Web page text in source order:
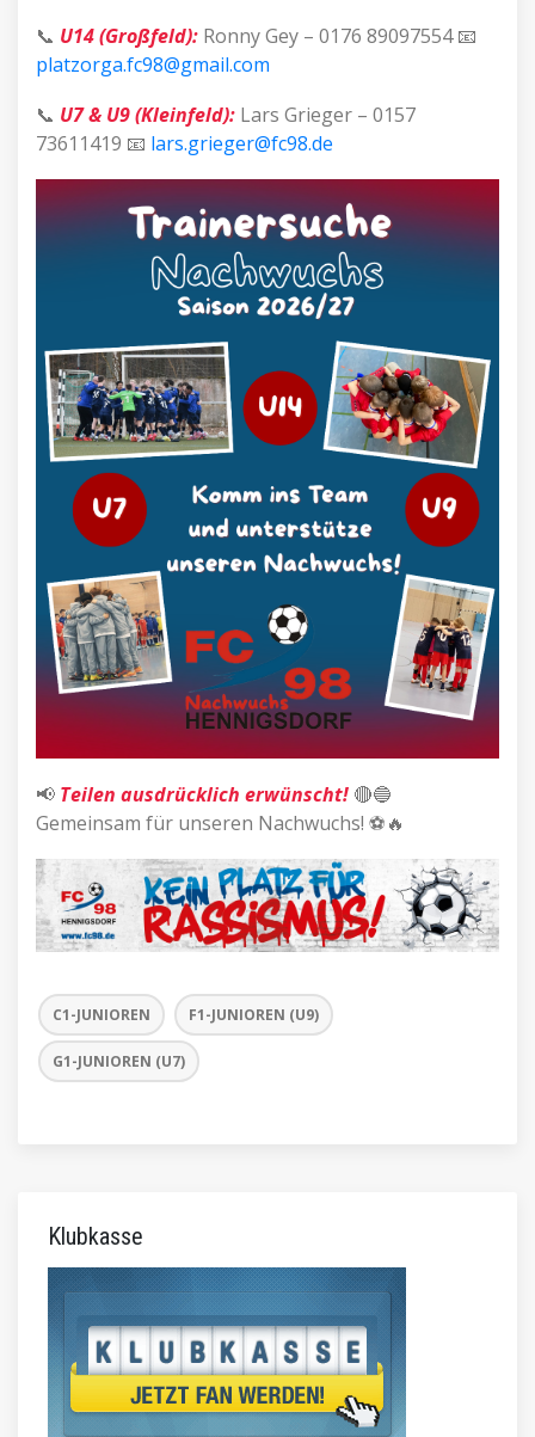
📞 U14 (Großfeld): Ronny Gey – 0176 89097554 📧
platzorga.fc98@gmail.com
📞 U7 & U9 (Kleinfeld): Lars Grieger – 0157
73611419 📧 lars.grieger@fc98.de
📢 Teilen ausdrücklich erwünscht! 🔴🔵
Gemeinsam für unseren Nachwuchs! ⚽🔥
C1-JUNIOREN F1-JUNIOREN (U9)
G1-JUNIOREN (U7)
Klubkasse